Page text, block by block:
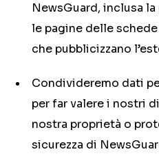
NewsGuard, inclusa
le pagine delle
che pubblicizzano
Condivideremo dati
per far valere i nostri
nostra proprietà o
sicurezza di